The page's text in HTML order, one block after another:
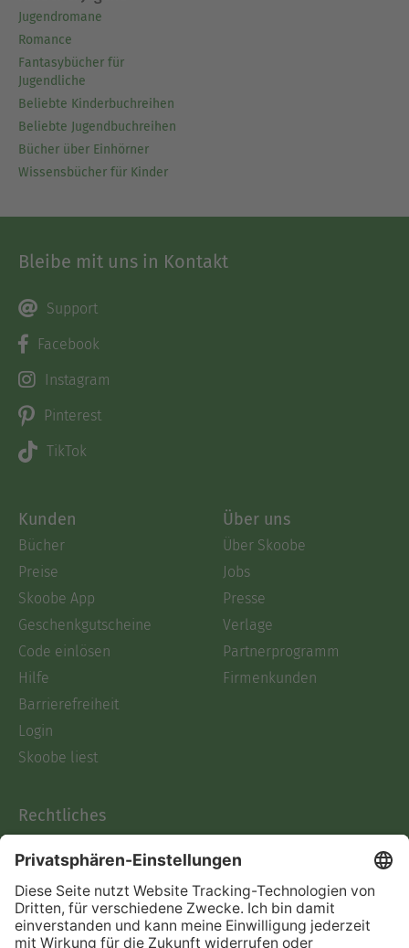
Jugendromane
Romance
Fantasybücher für
Jugendliche
Beliebte Kinderbuchreihen
Beliebte Jugendbuchreihen
Bücher über Einhörner
Wissensbücher für Kinder
Bleibe mit uns in Kontakt
Support
Facebook
Instagram
Pinterest
TikTok
Kunden
Bücher
Preise
Skoobe App
Geschenkgutscheine
Code einlösen
Hilfe
Barrierefreiheit
Login
Skoobe liest
Über uns
Über Skoobe
Jobs
Presse
Verlage
Partnerprogramm
Firmenkunden
Rechtliches
AGB
Informationen nach Data
Act
Verträge hier kündigen